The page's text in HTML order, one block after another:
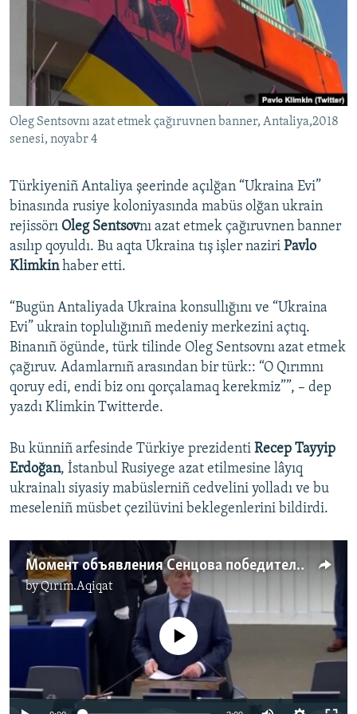
Русский
Українською
QOŞULIÑIZ!
Oleg Sentsovnı azat etmek çağıruvnen banner, Antaliya,2018
senesi, noyabr 4
Türkiyeniñ Antaliya şeerinde açılğan “Ukraina Evi”
binasında rusiye koloniyasında mabüs olğan ukrain
rejissörı Oleg Sentsovnı azat etmek çağıruvnen banner
asılıp qoyuldı. Bu aqta Ukraina tış işler naziri Pavlo
Klimkinhaber etti.
“Bugün Antaliyada Ukraina konsullığını ve “Ukraina
Evi” ukrain toplulığınıñ medeniy merkezini açtıq.
Binanıñ ögünde, türk tilinde Oleg Sentsovnı azat etmek
çağıruv. Adamlarnıñ arasından bir türk:: “O Qırımnı
qoruy edi, endi biz onı qorçalamaq kerekmiz””, – dep
yazdı Klimkin Twitterde.
Bu künniñ arfesinde Türkiye prezidenti Recep Tayyip
Erdoğan, İstanbul Rusiyege azat etilmesine lâyıq
ukrainalı siyasiy mabüslerniñ cedvelini yolladı ve bu
meseleniñ müsbet çezilüvini beklegenlerini bildirdi.
Момент объявления Сенцова победителем премии имени Сахарова (видео)
byQırım.Aqiqat
No media source currently available